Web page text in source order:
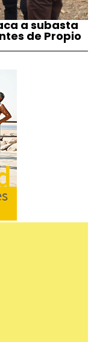
a subasta
de Propio